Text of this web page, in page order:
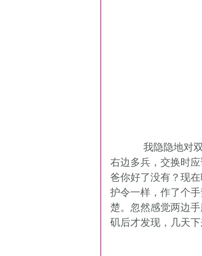
右边多兵，交换时
爸你好了没有？现
护令一样，作了个
楚。忽然感觉两边
矶后才发现，几天